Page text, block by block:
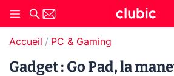
Accueil PC & Gaming
Gadget : Go Pad, la